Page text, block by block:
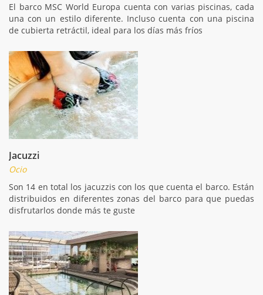
El barco MSC World Europa cuenta con varias piscinas, cada
una con un estilo diferente. Incluso cuenta con una piscina
de cubierta retráctil, ideal para los días más fríos
Jacuzzi
Ocio
Son 14 en total los jacuzzis con los que cuenta el barco. Están
distribuidos en diferentes zonas del barco para que puedas
disfrutarlos donde más te guste